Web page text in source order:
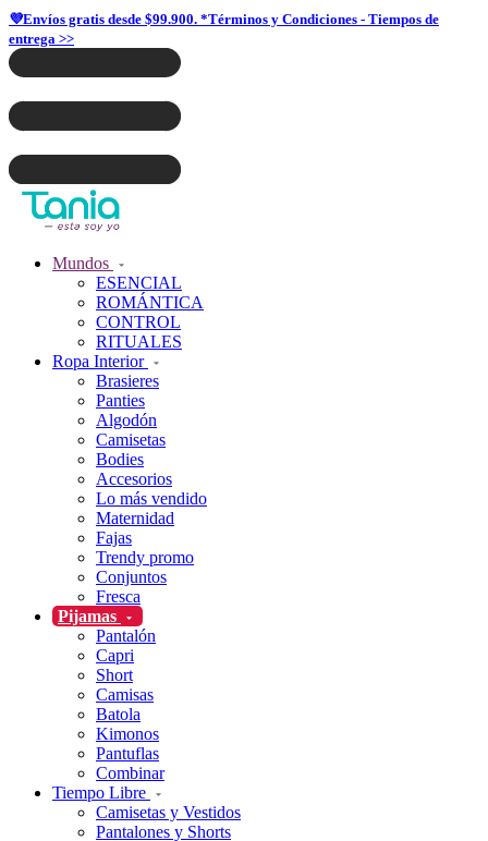
💜Envíos gratis desde $99.900. *Términos y Condiciones - Tiempos de
entrega >>
Mundos
ESENCIAL
ROMÁNTICA
CONTROL
RITUALES
Ropa Interior
Brasieres
Panties
Algodón
Camisetas
Bodies
Accesorios
Lo más vendido
Maternidad
Fajas
Trendy promo
Conjuntos
Fresca
Pijamas
Pantalón
Capri
Short
Camisas
Batola
Kimonos
Pantuflas
Combinar
Tiempo Libre
Camisetas y Vestidos
Pantalones y Shorts